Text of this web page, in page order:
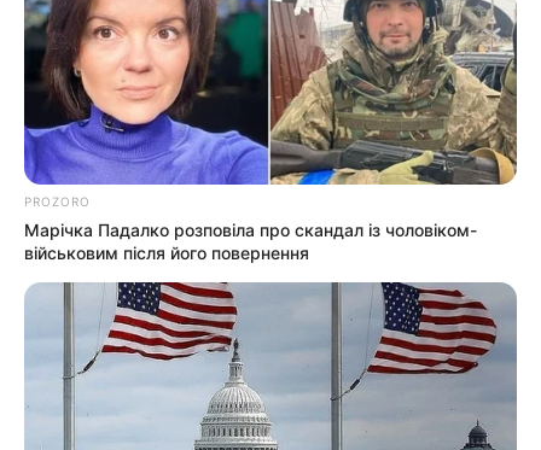
info@groza-news.info
Без рубрики
Гарячi
PROZORO
Марічка Падалко розповіла про скандал із чоловіком-
військовим після його повернення